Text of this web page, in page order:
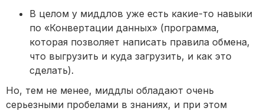
В целом у миддлов уже есть какие-то навыки
по «Конвертации данных» (программа,
которая позволяет написать правила обмена,
что выгрузить и куда загрузить, и как это
сделать).
Но, тем не менее, миддлы обладают очень
серьезными пробелами в знаниях, и при этом